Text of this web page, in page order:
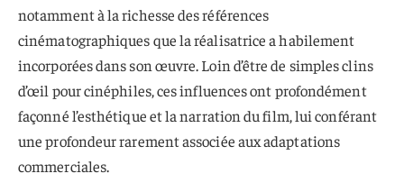
notamment à la richesse des références
cinématographiques que la réalisatrice a habilement
incorporées dans son œuvre. Loin d’être de simples clins
d’œil pour cinéphiles, ces influences ont profondément
façonné l’esthétique et la narration du film, lui conférant
une profondeur rarement associée aux adaptations
commerciales.